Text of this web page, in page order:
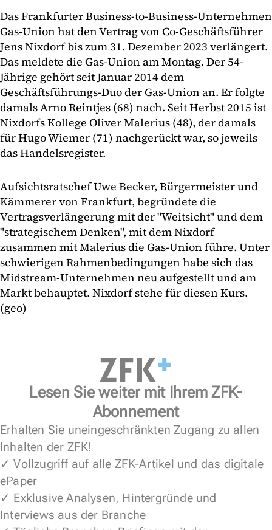
Das Frankfurter Business-to-Business-Unternehmen
Gas-Union hat den Vertrag von Co-Geschäftsführer
Jens Nixdorf bis zum 31. Dezember 2023 verlängert.
Das meldete die Gas-Union am Montag. Der 54-
Jährige gehört seit Januar 2014 dem
Geschäftsführungs-Duo der Gas-Union an. Er folgte
damals Arno Reintjes (68) nach. Seit Herbst 2015 ist
Nixdorfs Kollege Oliver Malerius (48), der damals
für Hugo Wiemer (71) nachgerückt war, so jeweils
das Handelsregister.
Aufsichtsratschef Uwe Becker, Bürgermeister und
Kämmerer von Frankfurt, begründete die
Vertragsverlängerung mit der "Weitsicht" und dem
"strategischem Denken", mit dem Nixdorf
zusammen mit Malerius die Gas-Union führe. Unter
schwierigen Rahmenbedingungen habe sich das
Midstream-Unternehmen neu aufgestellt und am
Markt behauptet. Nixdorf stehe für diesen Kurs.
(geo)
Lesen Sie weiter mit Ihrem ZFK-
Abonnement
Erhalten Sie uneingeschränkten Zugang zu allen
Inhalten der ZFK!
✓ Vollzugriff auf alle ZFK-Artikel und das digitale
ePaper
✓ Exklusive Analysen, Hintergründe und
Interviews aus der Branche